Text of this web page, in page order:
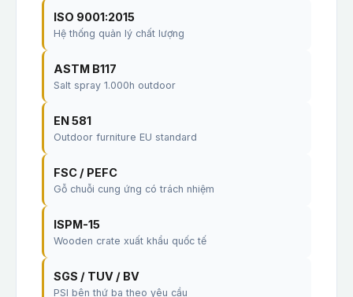
ISO 9001:2015
Hệ thống quản lý chất lượng
ASTM B117
Salt spray 1.000h outdoor
EN 581
Outdoor furniture EU standard
FSC / PEFC
Gỗ chuỗi cung ứng có trách nhiệm
ISPM-15
Wooden crate xuất khẩu quốc tế
SGS / TUV / BV
PSI bên thứ ba theo yêu cầu